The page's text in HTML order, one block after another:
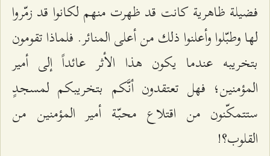
فضيلة ظاهرية كانت قد ظهرت منهم لكانوا قد زمّروا
لها وطبّلوا وأعلنوا ذلك من أعلى المنائر. فلماذا تقومون
بتخريبه عندما يكون هذا الأثر عائداً إلى أمير
المؤمنين؛ فهل تعتقدون أنَّكم بتخريبكم لمسجدٍ
ستتمكّنون من اقتلاع محبّة أمير المؤمنين من
القلوب؟!